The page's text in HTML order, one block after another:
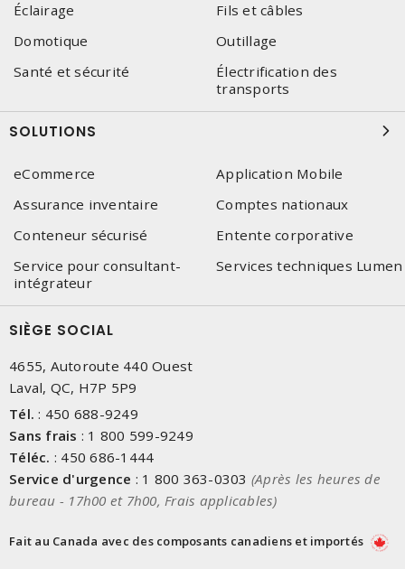
Éclairage
Fils et câbles
Domotique
Outillage
Santé et sécurité
Électrification des
transports
SOLUTIONS
eCommerce
Application Mobile
Assurance inventaire
Comptes nationaux
Conteneur sécurisé
Entente corporative
Service pour consultant-
intégrateur
Services techniques Lumen
SIÈGE SOCIAL
4655, Autoroute 440 Ouest
Laval, QC, H7P 5P9
Tél. : 450 688-9249
Sans frais : 1 800 599-9249
Téléc. : 450 686-1444
Service d'urgence : 1 800 363-0303 (Après les heures de
bureau - 17h00 et 7h00, Frais applicables)
Fait au Canada avec des composants canadiens et importés